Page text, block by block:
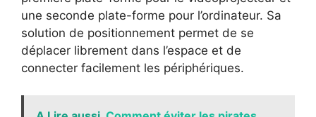
une seconde plate-forme pour l’ordinateur. Sa
solution de positionnement permet de se
déplacer librement dans l’espace et de
connecter facilement les périphériques.